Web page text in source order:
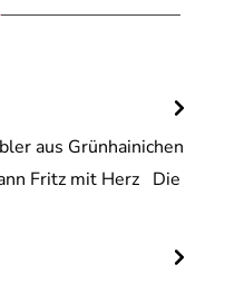
aus Grünhainichen
Fritz mit Herz Die